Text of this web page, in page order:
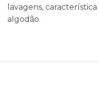
lavagens,
algodão.